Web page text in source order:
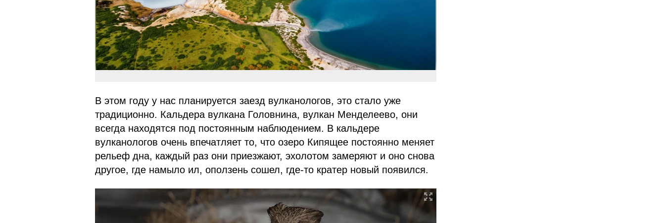
В этом году у нас планируется заезд вулканологов, это стало уже
традиционно. Кальдера вулкана Головнина, вулкан Менделеево, они
всегда находятся под постоянным наблюдением. В кальдере
вулканологов очень впечатляет то, что озеро Кипящее постоянно меняет
рельеф дна, каждый раз они приезжают, эхолотом замеряют и оно снова
другое, где намыло ил, оползень сошел, где-то кратер новый появился.